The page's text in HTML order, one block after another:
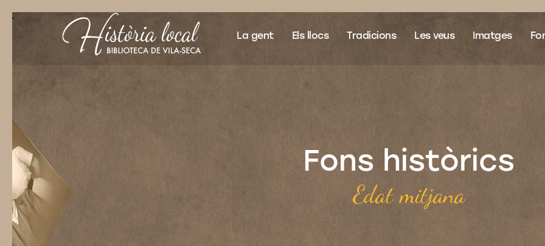
La gent Els llocs Tradicions Les veus Imatges
Fons històrics
Edat mitjana
"">